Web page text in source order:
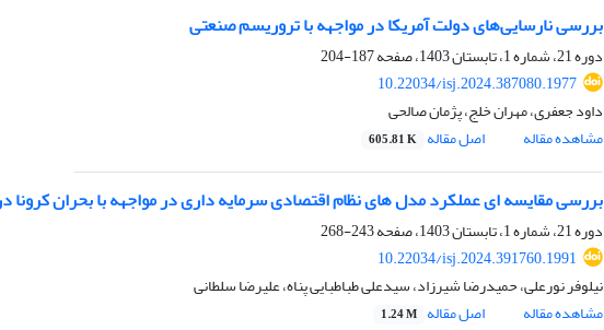
بررسی نارسایی‌های دولت آمریکا در مواجهه با تروریسم صنعتی
دوره 21، شماره 1، تابستان 1403، صفحه
187-204
10.22034/isj.2024.387080.1977
داود جعفری، مهران خلج، پژمان صالحی
مشاهده مقاله
اصل مقاله 605.81 K
بررسی مقایسه ای عملکرد مدل های نظام اقتصادی سرمایه داری در مواجهه با بحران کرونا
دوره 21، شماره 1، تابستان 1403، صفحه
243-268
10.22034/isj.2024.391760.1991
نیلوفر نورعلی، حمیدرضا شیرزاد، سیدعلی طباطبایی پناه، علیرضا سلطانی
مشاهده مقاله
اصل مقاله 1.24 M